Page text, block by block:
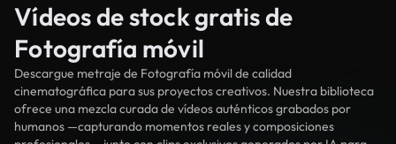
Vídeos de stock gratis de
Fotografía móvil
Descargue metraje de Fotografía móvil de calidad
cinematográfica para sus proyectos creativos. Nuestra biblioteca
ofrece una mezcla curada de vídeos auténticos grabados por
humanos —capturando momentos reales y composiciones